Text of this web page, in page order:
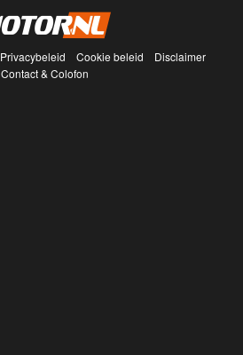
Privacybeleid Cookie beleid
Disclaimer
Contact & Colofon